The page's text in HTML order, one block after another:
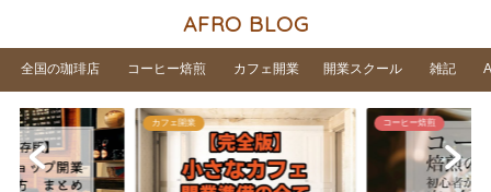
AFRO BLOG
全国の珈琲店 コーヒー焙煎 カフェ開業 開業スクール 雑記
カフェ開業 コーヒー焙煎